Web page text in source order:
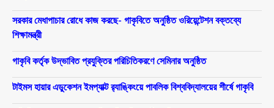
সরকার মেধাপাচার রোধে কাজ করছে- গাকৃবিতে অনুষ্ঠিত ওরিয়েন্টেশন বক্তব্যে
শিক্ষামন্ত্রী
গাকৃবি কর্তৃক উদ্ভাবিত প্রযুক্তির পরিচিতিকরণে সেমিনার অনুষ্ঠিত
টাইমস হায়ার এডুকেশন ইমপ্যাক্ট র‍্যাঙ্কিংয়ে পাবলিক বিশ্ববিদ্যালয়ের শীর্ষে গাকৃবি